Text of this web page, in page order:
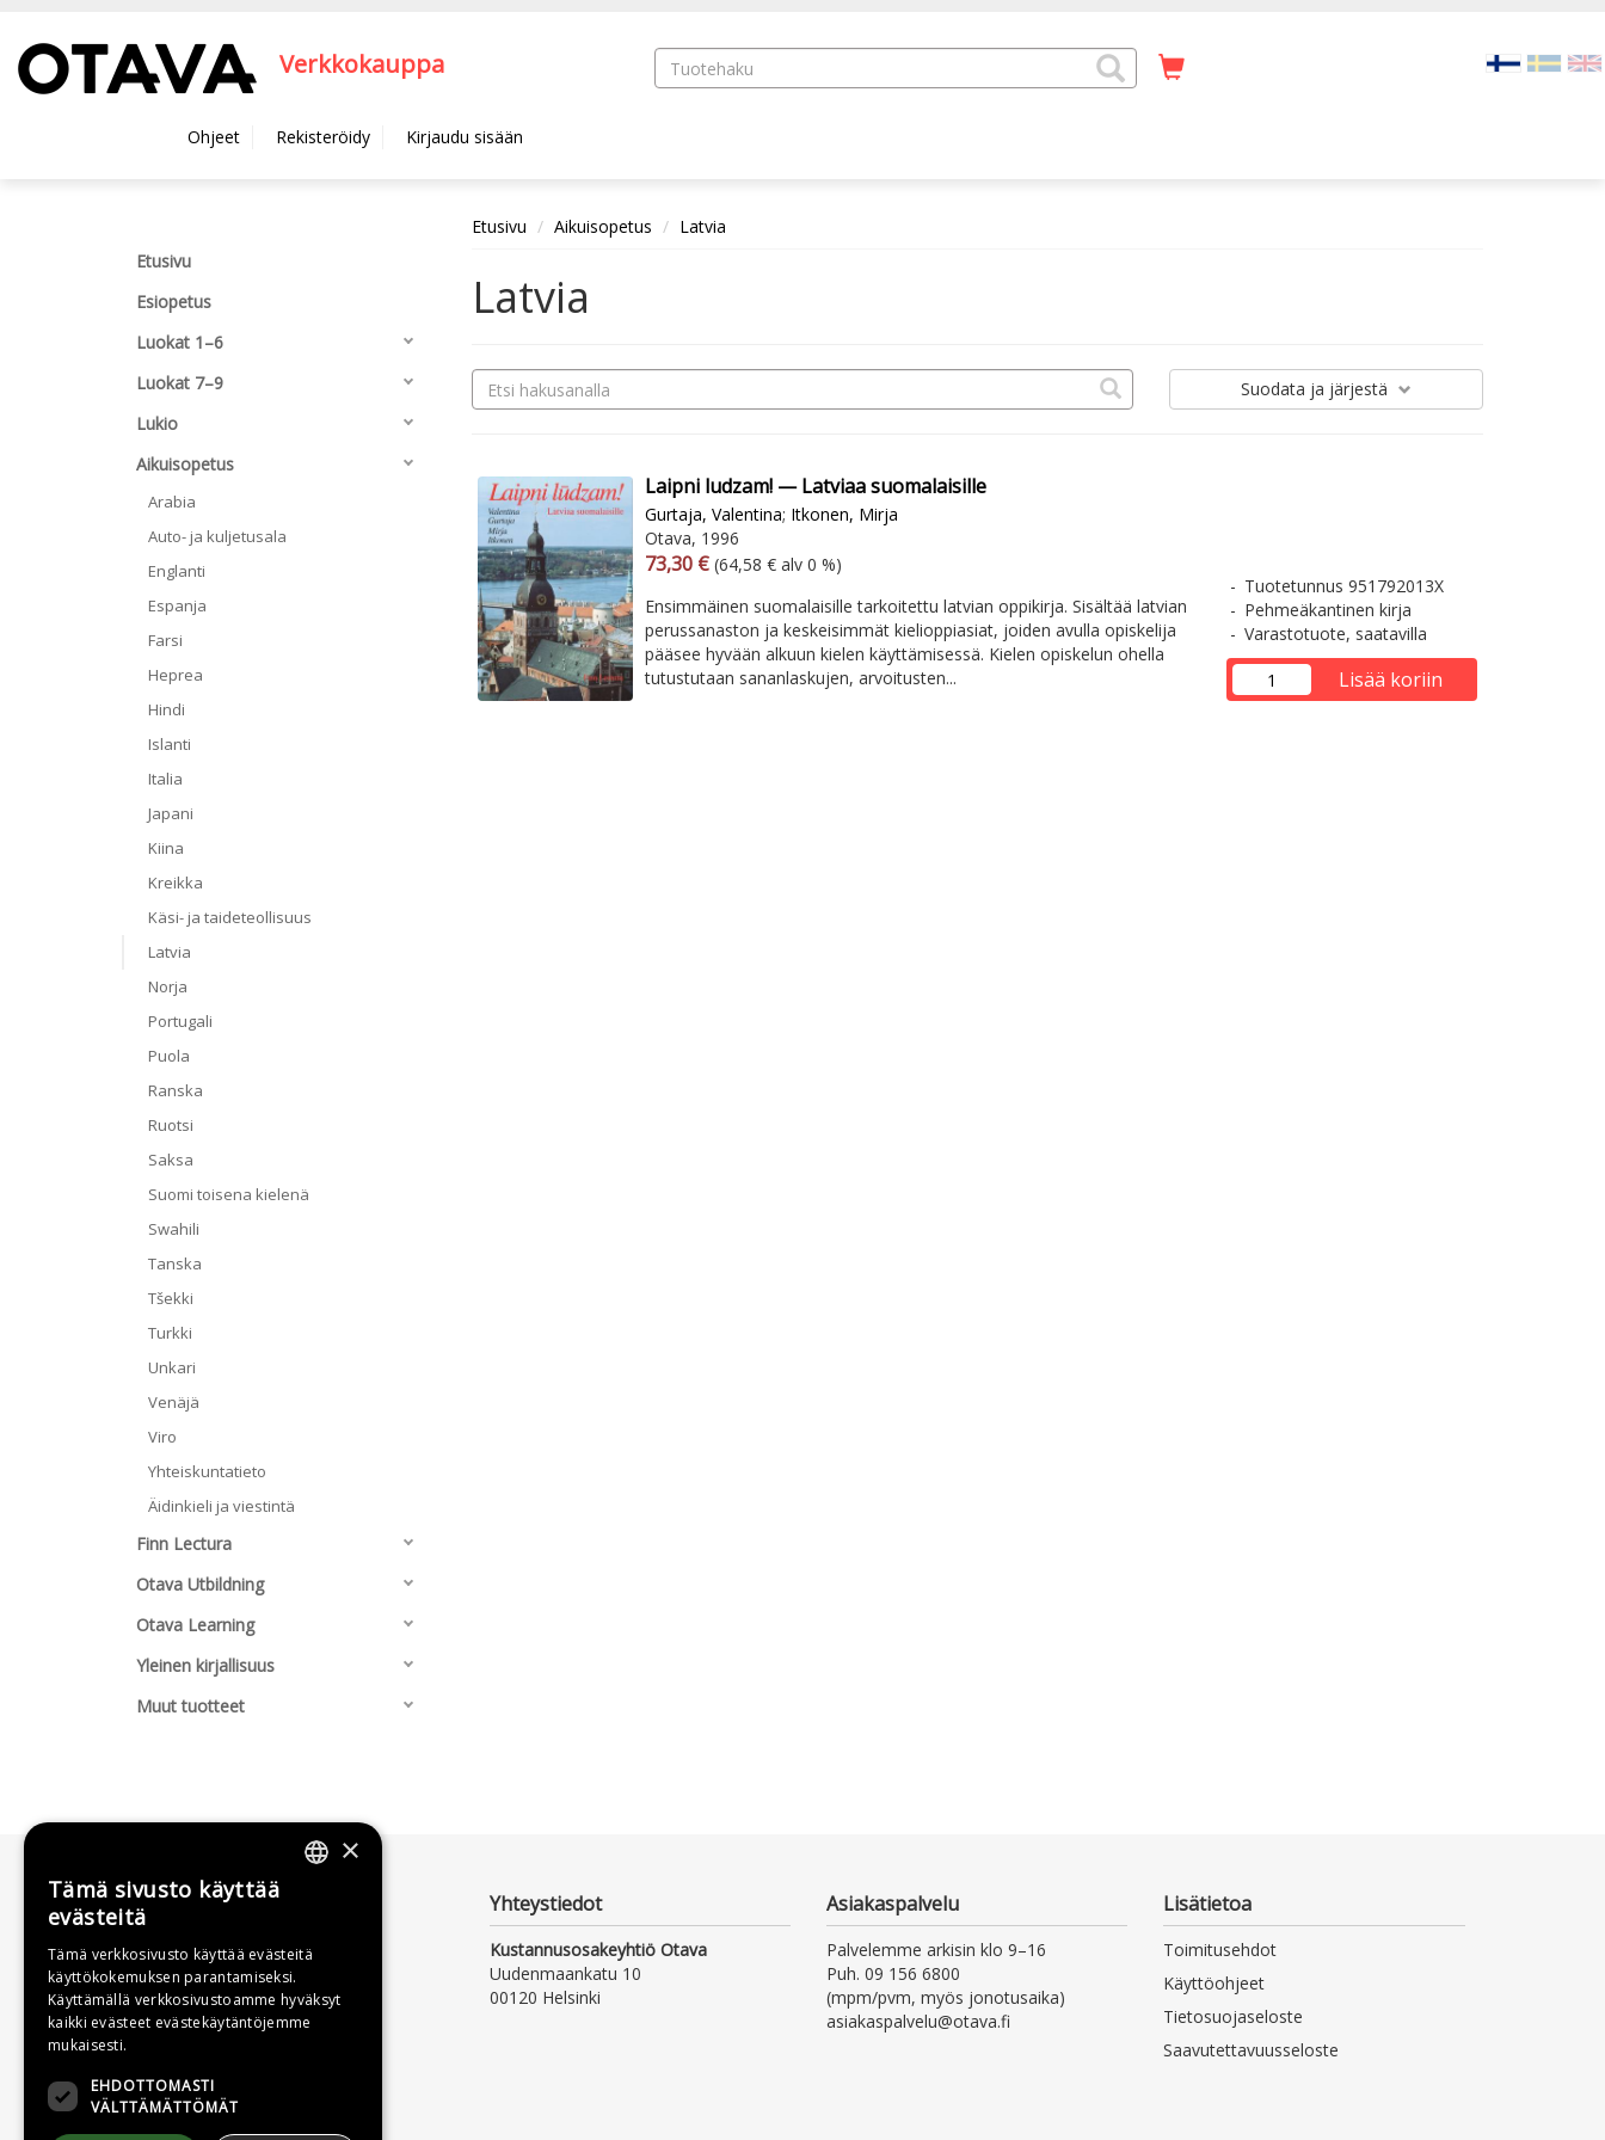
Verkkokauppa
Ohjeet Rekisteröidy Kirjaudu sisään
Etusivu
Esiopetus
Luokat 1–6
Luokat 7–9
Lukio
Aikuisopetus
Arabia
Auto- ja kuljetusala
Englanti
Espanja
Farsi
Heprea
Hindi
Islanti
Italia
Japani
Kiina
Kreikka
Käsi- ja taideteollisuus
Latvia
Norja
Portugali
Puola
Ranska
Ruotsi
Saksa
Suomi toisena kielenä
Swahili
Tanska
Tšekki
Turkki
Unkari
Venäjä
Viro
Yhteiskuntatieto
Äidinkieli ja viestintä
Finn Lectura
Otava Utbildning
Otava Learning
Yleinen kirjallisuus
Muut tuotteet
Etusivu Aikuisopetus Latvia
Latvia
Suodata ja järjestä
Laipni ludzam! — Latviaa suomalaisille
Gurtaja, Valentina; Itkonen, Mirja
Otava, 1996
Arvonlisäverollinen hinta
73,30 € Arvonlisäveroton hinta
(64,58 € alv 0 %)
Ensimmäinen suomalaisille tarkoitettu latvian oppikirja. Sisältää latvian
perussanaston ja keskeisimmät kielioppiasiat, joiden avulla opiskelija
pääsee hyvään alkuun kielen käyttämisessä. Kielen opiskelun ohella
tutustutaan sananlaskujen, arvoitusten...
Tuotetunnus 951792013X
Pehmeäkantinen kirja
Varastotuote, saatavilla
Lisää koriin
Yhteystiedot
Kustannusosakeyhtiö Otava
Uudenmaankatu 10
00120 Helsinki
Asiakaspalvelu
Palvelemme arkisin klo 9–16
Puh. 09 156 6800
(mpm/pvm, myös jonotusaika)
asiakaspalvelu@otava.fi
Lisätietoa
Toimitusehdot
Käyttöohjeet
Tietosuojaseloste
Saavutettavuusseloste
×
Tämä sivusto käyttää
evästeitä
Tämä verkkosivusto käyttää evästeitä
käyttökokemuksen parantamiseksi.
Käyttämällä verkkosivustoamme hyväksyt
kaikki evästeet evästekäytäntöjemme
mukaisesti.
EHDOTTOMASTI
VÄLTTÄMÄTTÖMÄT